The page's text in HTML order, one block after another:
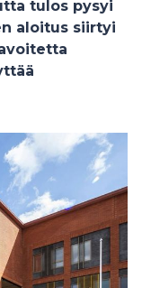
tulos pysyi
aloitus siirtyi